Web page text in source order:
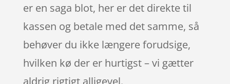
er en saga blot, her er det direkte til
kassen og betale med det samme, så
behøver du ikke længere forudsige,
hvilken kø der er hurtigst – vi gætter
aldrig rigtigt alligevel.